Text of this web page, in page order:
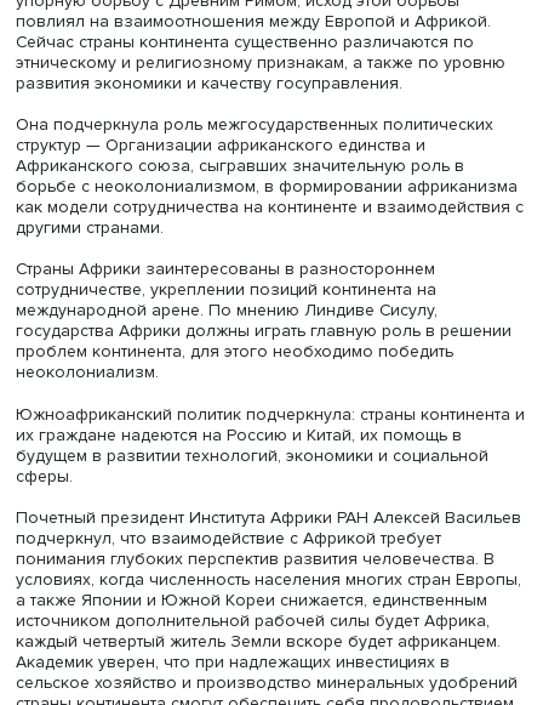
Министр туризма Южно-Африканской Республики, член
Национального исполнительного комитета
национального конгресса Линдиве Сисулу отметила:
ее страны меняются в условиях быстрых
глобальных институтов, влияние континента на
процессы будет расти.
Линдиве Сисулу напомнила об исторической развилке:
веке до нашей эры Карфаген во главе с Ганнибалом
упорную борьбу с Древним Римом, исход этой борьбы
повлиял на взаимоотношения между Европой и
Сейчас страны континента существенно различаются
этническому и религиозному признакам, а также по
развития экономики и качеству госуправления.
Она подчеркнула роль межгосударственных
структур — Организации африканского единства и
Африканского союза, сыгравших значительную роль в
борьбе с неоколониализмом, в формировании
как модели сотрудничества на континенте и
Страны Африки заинтересованы в разностороннем
сотрудничестве, укреплении позиций континента на
международной арене. По мнению Линдиве Сисулу,
государства Африки должны играть главную роль в
проблем континента, для этого необходимо победить
неоколониализм.